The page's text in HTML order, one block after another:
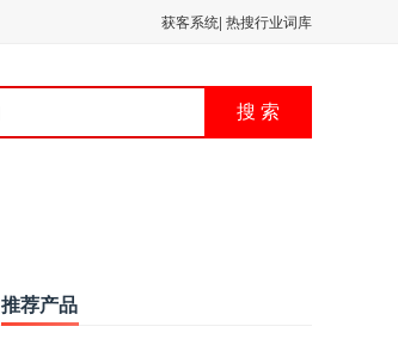
获客系统| 热搜行业词库
搜 索
推荐产品